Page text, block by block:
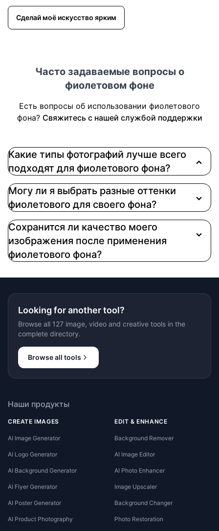
Сделай моё искусство ярким
Часто задаваемые вопросы о
фиолетовом фоне
Есть вопросы об использовании фиолетового
фона? Свяжитесь с нашей службой поддержки
Какие типы фотографий лучше всего
подходят для фиолетового фона?
Фиолетовые фоны идеально подходят для
техно- и модной фотографии, креативных
проектов, художественных портретов,
материалов, где вы хотите добавить немного
роскоши, тайны или индивидуальности
Могу ли я выбрать разные оттенки
фиолетового для своего фона?
Сохранится ли качество моего
изображения после применения
фиолетового фона?
Looking for another tool?
Browse all 127 image, video and creative tools in the
complete directory.
Browse all tools
Наши продукты
CREATE IMAGES
AI Image Generator
AI Logo Generator
AI Background Generator
AI Flyer Generator
AI Poster Generator
AI Product Photography
EDIT & ENHANCE
Background Remover
AI Image Editor
AI Photo Enhancer
Image Upscaler
Background Changer
Photo Restoration